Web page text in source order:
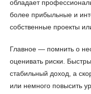
обладает
более прибыльные и
собственные проекты
Главное — помнить о
оценивать риски.
стабильный доход, а
или немного повысить